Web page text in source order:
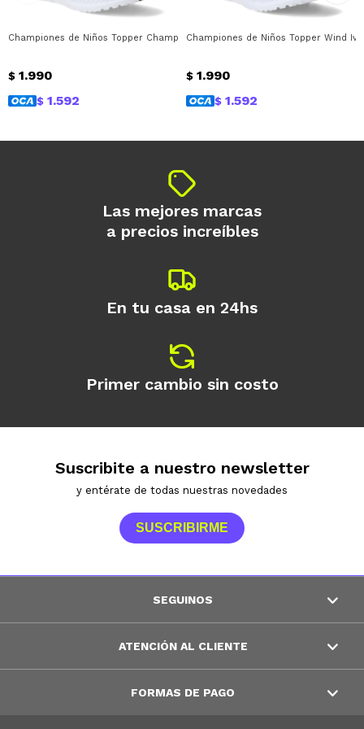
Championes de Niños Topper Championes Wind Iv Mesh Velcro Topper -
$ 1.990
$ 1.592
Championes de Niños Topper Wind
$ 1.990
$ 1.592
Las mejores marcas
a precios increíbles
En tu casa en 24hs
Primer cambio sin costo
Suscribite a nuestro newsletter
y entérate de todas nuestras novedades
SUSCRIBIRME
SEGUINOS
ATENCIÓN AL CLIENTE
FORMAS DE PAGO
Día Mes Año
Continuar
* sujeto a aprobación crediticia. El monto